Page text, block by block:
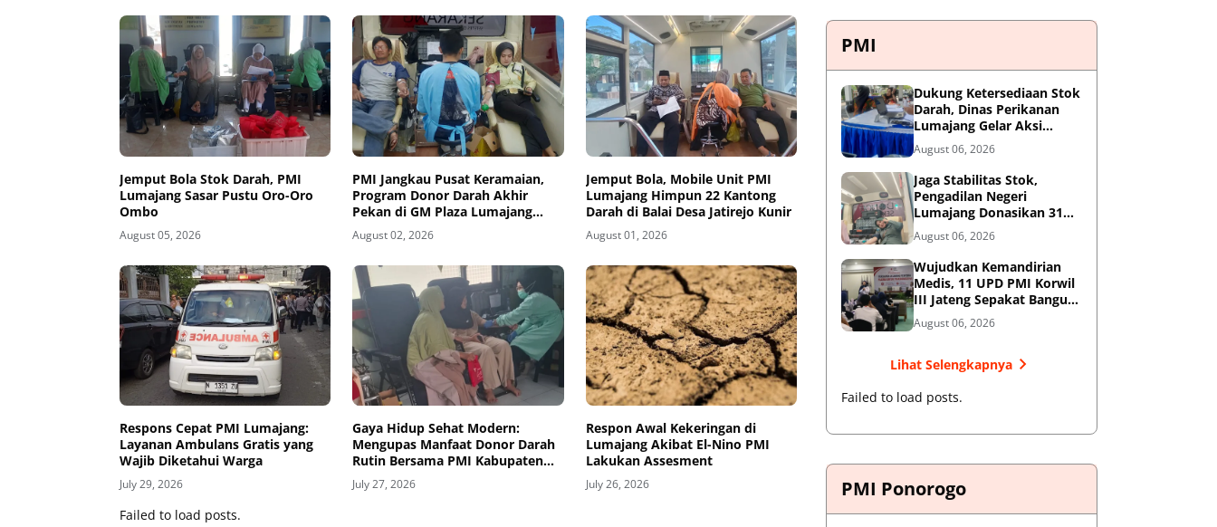
Jemput Bola Stok Darah, PMI
Lumajang Sasar Pustu Oro-Oro
Ombo
August 05, 2026
PMI Jangkau Pusat Keramaian,
Program Donor Darah Akhir
Pekan di GM Plaza Lumajang
Disambut Antusias
August 02, 2026
Jemput Bola, Mobile Unit PMI
Lumajang Himpun 22 Kantong
Darah di Balai Desa Jatirejo Kunir
August 01, 2026
Respons Cepat PMI Lumajang:
Layanan Ambulans Gratis yang
Wajib Diketahui Warga
July 29, 2026
Gaya Hidup Sehat Modern:
Mengupas Manfaat Donor Darah
Rutin Bersama PMI Kabupaten
Lumajang
July 27, 2026
Respon Awal Kekeringan di
Lumajang Akibat El-Nino PMI
Lakukan Assesment
July 26, 2026
Failed to load posts.
PMI
Dukung Ketersediaan Stok
Darah, Dinas Perikanan
Lumajang Gelar Aksi
Donor Darah
August 06, 2026
Jaga Stabilitas Stok,
Pengadilan Negeri
Lumajang Donasikan 31
Kantong Darah Melalui
PMI
August 06, 2026
Wujudkan Kemandirian
Medis, 11 UPD PMI Korwil
III Jateng Sepakat Bangun
Jejaring Plasma
Fraksionasi Berkualitas
August 06, 2026
Lihat Selengkapnya
Failed to load posts.
PMI Ponorogo